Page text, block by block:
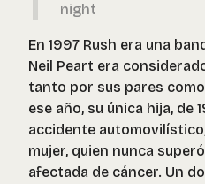
night
En 1997 Rush era una
Neil Peart era
tanto por sus pares
ese año, su única hija, de
accidente
mujer, quien nunca
afectada de cáncer. Un